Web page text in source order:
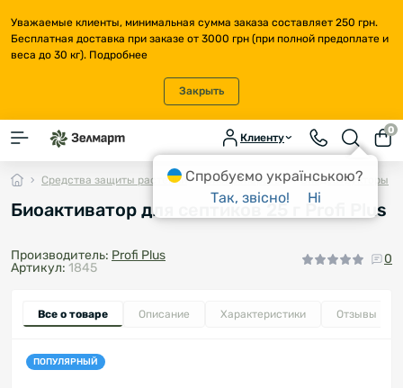
Уважаемые клиенты, минимальная сумма заказа составляет 250 грн.
Бесплатная доставка при заказе от 3000 грн (при полной предоплате и
веса до 30 кг). Подробнее
Закрыть
Клиенту
0
Средства защиты растений Биопрепараты Биодеструкторы
Биоактиватор для септиков 25 г Profi Plus
Производитель: Profi Plus
Артикул: 1845
0
Все о товаре Описание Характеристики Отзывы
ПОПУЛЯРНЫЙ
Спробуємо українською?
Так, звісно!
Ні